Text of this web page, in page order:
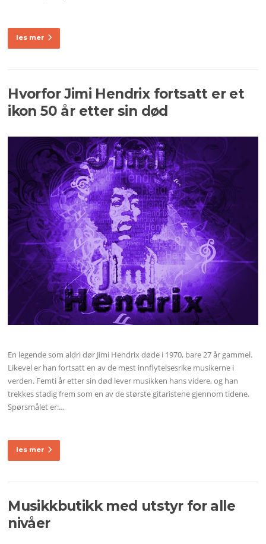
les mer
Hvorfor Jimi Hendrix fortsatt er et
ikon 50 år etter sin død
En legende som aldri dør Jimi Hendrix døde i 1970, bare 27 år gammel.
Likevel er han fortsatt en av de mest innflytelsesrike musikerne i
verden. Femti år etter sin død lever musikken hans videre, og han
trekkes stadig frem som en av de største gitaristene gjennom tidene.
Spørsmålet er:…
les mer
Musikkbutikk med utstyr for alle
nivåer